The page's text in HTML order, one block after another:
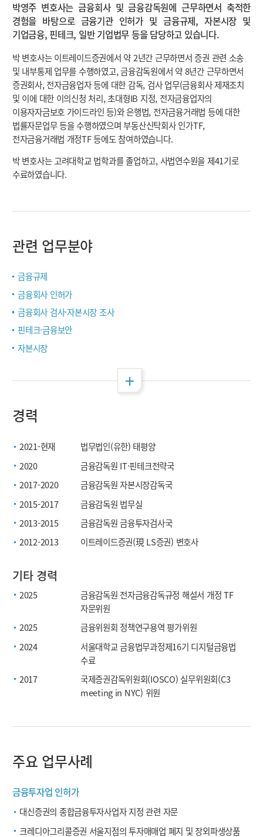
박영주 변호사는 금융회사 및 금융감독원에 근무하면서 축적한
경험을 바탕으로 금융기관 인허가 및 금융규제, 자본시장 및
기업금융, 핀테크, 일반 기업법무 등을 담당하고 있습니다.
박 변호사는 이트레이드증권에서 약 2년간 근무하면서 증권 관련 소송
및 내부통제 업무를 수행하였고, 금융감독원에서 약 8년간 근무하면서
증권회사, 전자금융업자 등에 대한 감독, 검사 업무(금융회사 제재조치
및 이에 대한 이의신청 처리, 초대형IB 지정, 전자금융업자의
이용자자금보호 가이드라인 등)와 은행법, 전자금융거래법 등에 대한
법률자문업무 등을 수행하였으며 부동산신탁회사 인가TF,
전자금융거래법 개정TF 등에도 참여하였습니다.
박 변호사는 고려대학교 법학과를 졸업하고, 사법연수원을 제41기로
수료하였습니다.
관련 업무분야
금융규제
금융회사 인허가
금융회사 검사·자본시장 조사
핀테크·금융보안
자본시장
경력
2021-현재
법무법인(유한) 태평양
2020
금융감독원 IT·핀테크전략국
2017-2020
금융감독원 자본시장감독국
2015-2017
금융감독원 법무실
2013-2015
금융감독원 금융투자검사국
2012-2013
이트레이드증권(現 LS증권) 변호사
기타 경력
2025
금융감독원 전자금융감독규정 해설서 개정 TF
자문위원
2025
금융위원회 정책연구용역 평가위원
2024
서울대학교 금융법무과정제16기 디지털금융법
수료
2017
국제증권감독위원회(IOSCO) 실무위원회(C3
meeting in NYC) 위원
주요 업무사례
금융투자업 인허가
대신증권의 종합금융투자사업자 지정 관련 자문
크레디아그리콜증권 서울지점의 투자매매업 폐지 및 장외파생상품